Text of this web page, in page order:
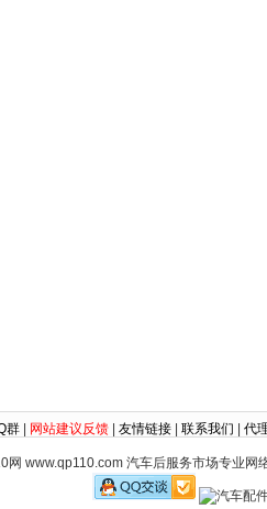
群 网站建议反馈 友情链接 联系我们 代
网 www.qp110.com 汽车后服务市场专业网